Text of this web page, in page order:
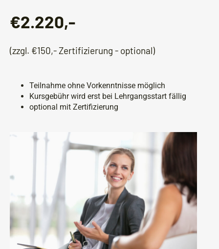
€2.220,-
(zzgl. €150,- Zertifizierung - optional)
Teilnahme ohne Vorkenntnisse möglich
Kursgebühr wird erst bei Lehrgangsstart fällig
optional mit Zertifizierung